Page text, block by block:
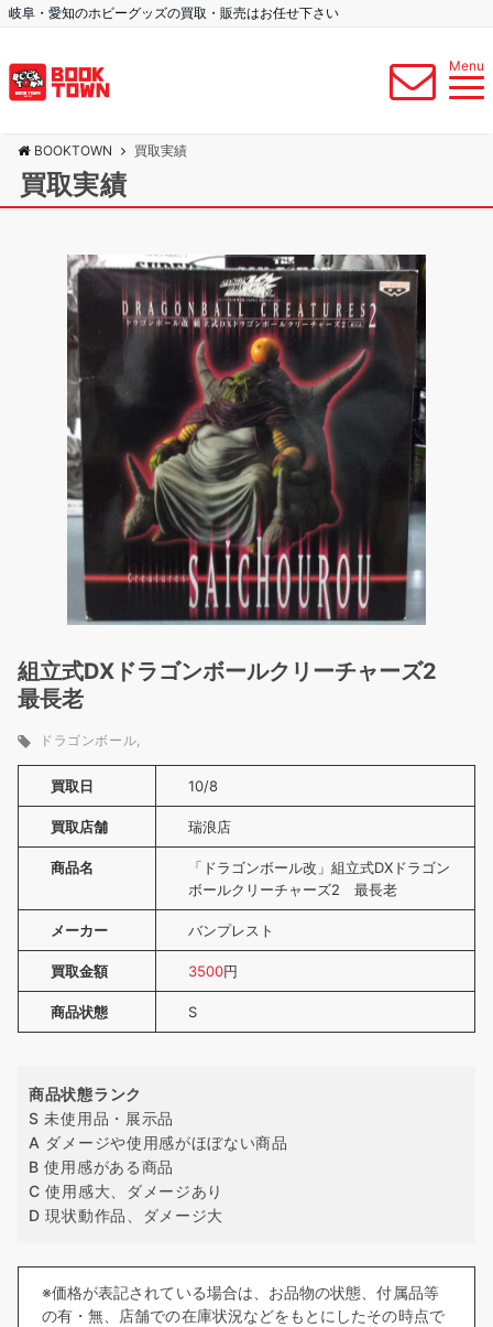
岐阜・愛知のホビーグッズの買取・販売はお任せ下さい
Menu
BOOKTOWN 買取実績
買取実績
組立式DXドラゴンボールクリーチャーズ2
最長老
ドラゴンボール
買取日 10/8
買取店舗 瑞浪店
商品名
「ドラゴンボール改」組立式DXドラゴン
ボールクリーチャーズ2 最長老
メーカー バンプレスト
買取金額 3500円
商品状態 S
商品状態ランク
S 未使用品・展示品
A ダメージや使用感がほぼない商品
B 使用感がある商品
C 使用感大、ダメージあり
D 現状動作品、ダメージ大
※価格が表記されている場合は、お品物の状態、付属品等
の有・無、店舗での在庫状況などをもとにしたその時点で